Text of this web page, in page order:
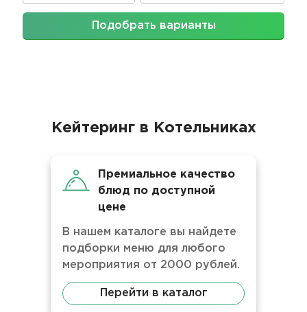
Подобрать варианты
Кейтеринг в Котельниках
Премиальное качество
блюд по доступной
цене
В нашем каталоге вы найдете
подборки меню для любого
мероприятия от 2000 рублей.
Перейти в каталог